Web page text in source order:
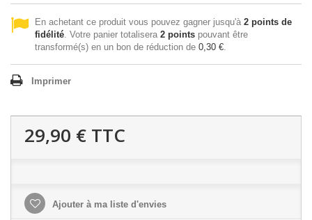
En achetant ce produit vous pouvez gagner jusqu'à 2 points de
fidélité. Votre panier totalisera 2 points pouvant être
transformé(s) en un bon de réduction de 0,30 €.
Imprimer
29,90 € TTC
Ajouter à ma liste d'envies